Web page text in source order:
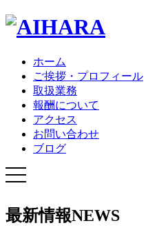
ホーム
ご挨拶・プロフィール
取扱業務
報酬について
アクセス
お問い合わせ
ブログ
最新情報NEWS